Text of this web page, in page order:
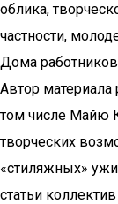
облика,
частности,
Дома
Автор материала
том числе Майю
творческих
«стиляжных»
статьи